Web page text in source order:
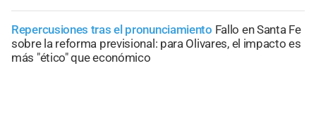
Repercusiones tras el pronunciamiento Fallo en Santa Fe
sobre la reforma previsional: para Olivares, el impacto es
más "ético" que económico